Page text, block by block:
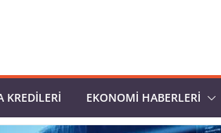
KREDILERI EKONOMI HABERLERI